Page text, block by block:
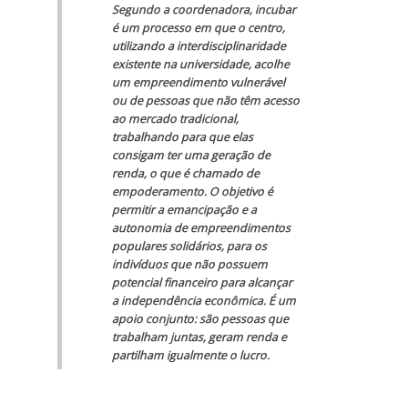
Segundo a coordenadora, incubar
é um processo em que o centro,
utilizando a interdisciplinaridade
existente na universidade, acolhe
um empreendimento vulnerável
ou de pessoas que não têm acesso
ao mercado tradicional,
trabalhando para que elas
consigam ter uma geração de
renda, o que é chamado de
empoderamento. O objetivo é
permitir a emancipação e a
autonomia de empreendimentos
populares solidários, para os
indivíduos que não possuem
potencial financeiro para alcançar
a independência econômica. É um
apoio conjunto: são pessoas que
trabalham juntas, geram renda e
partilham igualmente o lucro.